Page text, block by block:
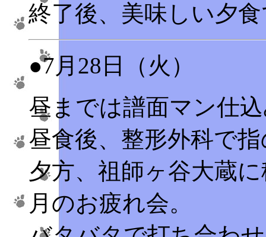
終了後、美味しい夕
●7月28日（火）
昼までは譜面マン仕
昼食後、整形外科で
夕方、祖師ヶ谷大蔵
月のお疲れ会。